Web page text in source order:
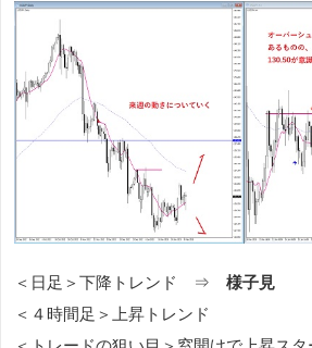
＜日足＞下降トレンド ⇒ 様子見
＜４時間足＞上昇トレンド